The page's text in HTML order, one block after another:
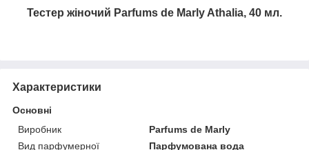
Тестер жіночий Parfums de Marly Athalia, 40 мл.
Характеристики
Основні
Виробник
Parfums de Marly
Вид парфумерної
Парфумована вода